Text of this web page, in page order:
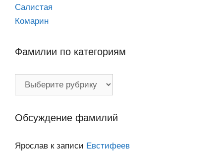
Салистая
Комарин
Фамилии по категориям
Фамилии
Обсуждение фамилий
Ярослав к записи Евстифеев